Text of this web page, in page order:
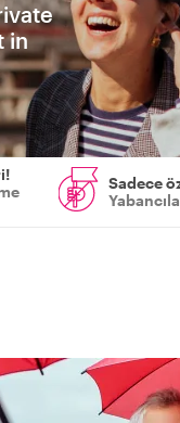
in
Sadece